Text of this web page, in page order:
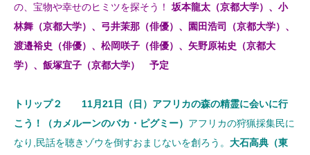
の、宝物や幸せのヒミツを探そう！坂本龍太（京都大学）、小
林舞（京都大学）、弓井茉那（俳優）、園田浩司（京都大学）、
渡邉裕史（俳優）、松岡咲子（俳優）、矢野原祐史（京都大
学）、飯塚宜子（京都大学） 予定
トリップ２ 11月21日（日）アフリカの森の精霊に会いに行
こう！（カメルーンのバカ・ピグミー） アフリカの狩猟採集民に
なり,民話を聴きゾウを倒すおまじないを創ろう。 大石高典（東